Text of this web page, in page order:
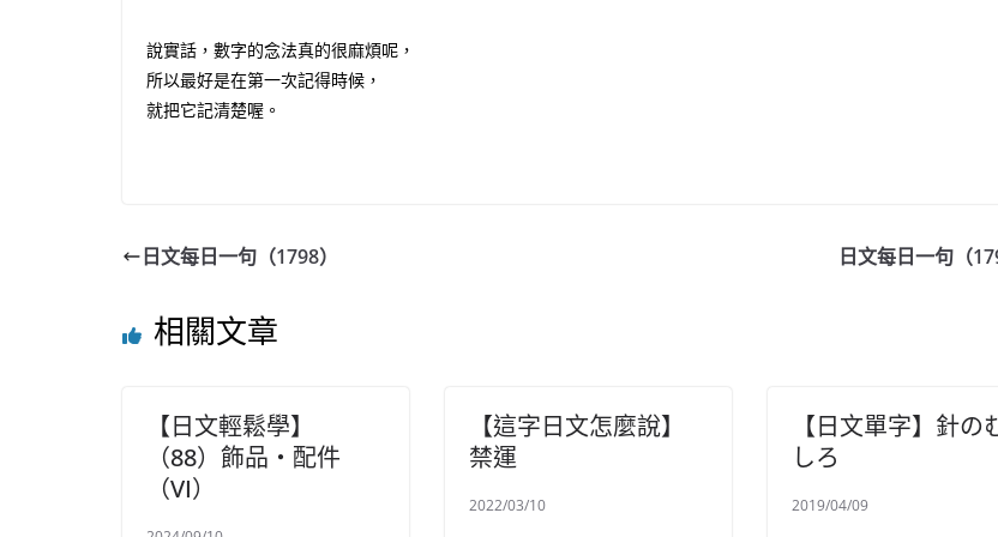
說實話，數字的念法真的很麻煩呢，
所以最好是在第一次記得時候，
就把它記清楚喔。
日文每日一句（1798） 日文每日一句（
相關文章
【日文輕鬆學】
（88）飾品・配件
（VI）
【這字日文怎麼說】
禁運
2022/03/10
【日文單字】針の
しろ
2019/04/09